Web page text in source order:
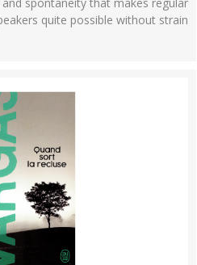
quite possible without strain